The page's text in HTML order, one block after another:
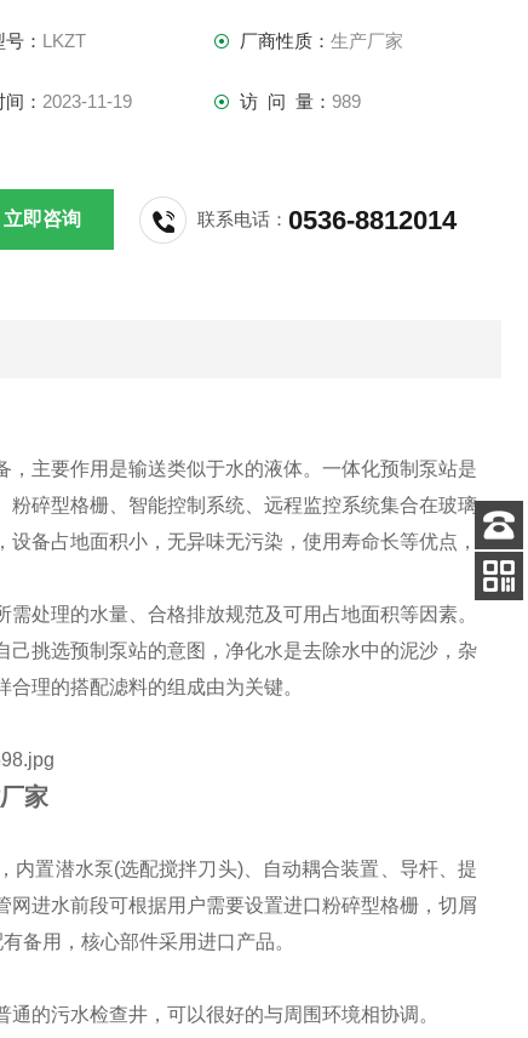
： LKZT 厂商性质： 生产厂家
： 2023-11-19 访 问 量： 989
立即咨询 联系电话：0536-8812014
主要作用是输送类似于水的液体。一体化预制泵站是
碎型格栅、智能控制系统、远程监控系统集合在玻璃
备占地面积小，无异味无污染，使用寿命长等优点，
处理的水量、合格排放规范及可用占地面积等因素。
挑选预制泵站的意图，净化水是去除水中的泥沙，杂
理的搭配滤料的组成由为关键。
家
置潜水泵(选配搅拌刀头)、自动耦合装置、导杆、提
进水前段可根据用户需要设置进口粉碎型格栅，切屑
备用，核心部件采用进口产品。
的污水检查井，可以很好的与周围环境相协调。
客服
电话